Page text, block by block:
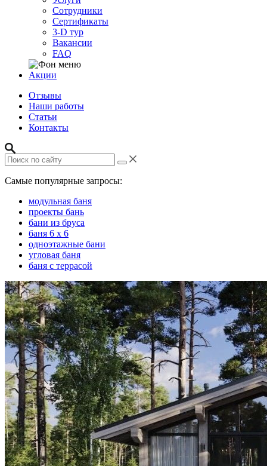
Сотрудники
Сертификаты
3-D тур
Вакансии
FAQ
Акции
Отзывы
Наши работы
Статьи
Контакты
Самые популярные запросы:
модульная баня
проекты бань
бани из бруса
баня 6 х 6
одноэтажные бани
угловая баня
баня с террасой